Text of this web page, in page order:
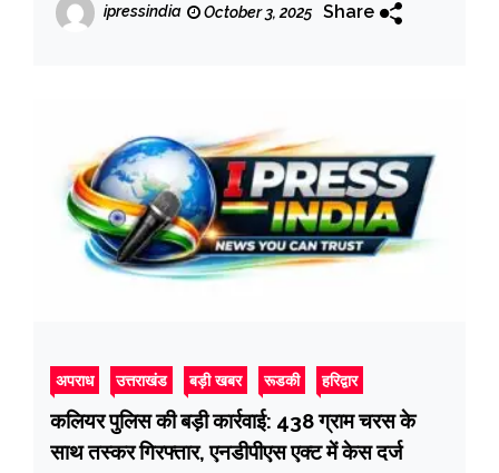
ipressindia October 3, 2025 Share
अपराध उत्तराखंड बड़ी खबर रूडकी हरिद्वार
कलियर पुलिस की बड़ी कार्रवाई: 438 ग्राम चरस के
साथ तस्कर गिरफ्तार, एनडीपीएस एक्ट में केस दर्ज